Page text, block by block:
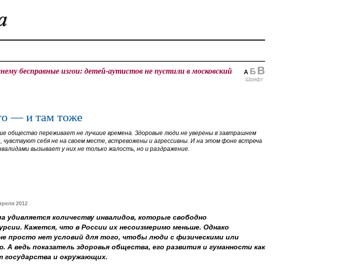
А Б В
Шрифт
бесправные изгои: детей-аутистов не пустили в московский
— и там тоже
общество переживает не лучшие времена. Здоровые люди не уверены в завтрашнем
чувствуют себя не на своем месте, встревожены и агрессивны. И на этом фоне встреча
вызывает у них не только жалость, но и раздражение.
2012
удивляется количеству инвалидов, которые свободно
Кажется, что в России их несоизмеримо меньше. Однако
просто нет условий для того, чтобы люди с физическими или
ведь показатель здоровья общества, его развития и гуманности как
государства и окружающих.